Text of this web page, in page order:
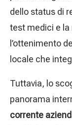
dello status di
test medici e la
l’ottenimento
locale che
Tuttavia, lo
panorama
corrente